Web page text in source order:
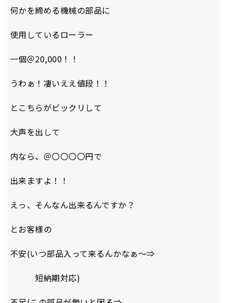
何かを締める機械の部品に
使用しているローラー
一個＠20,000！！
うわぁ！凄いええ値段！！
とこちらがビックリして
大声を出して
内なら、＠〇〇〇〇円で
出来ますよ！！
えっ、そんなん出来るんですか？
とお客様の
不安(いつ部品入って来るんかなぁ～⇒
短納期対応)